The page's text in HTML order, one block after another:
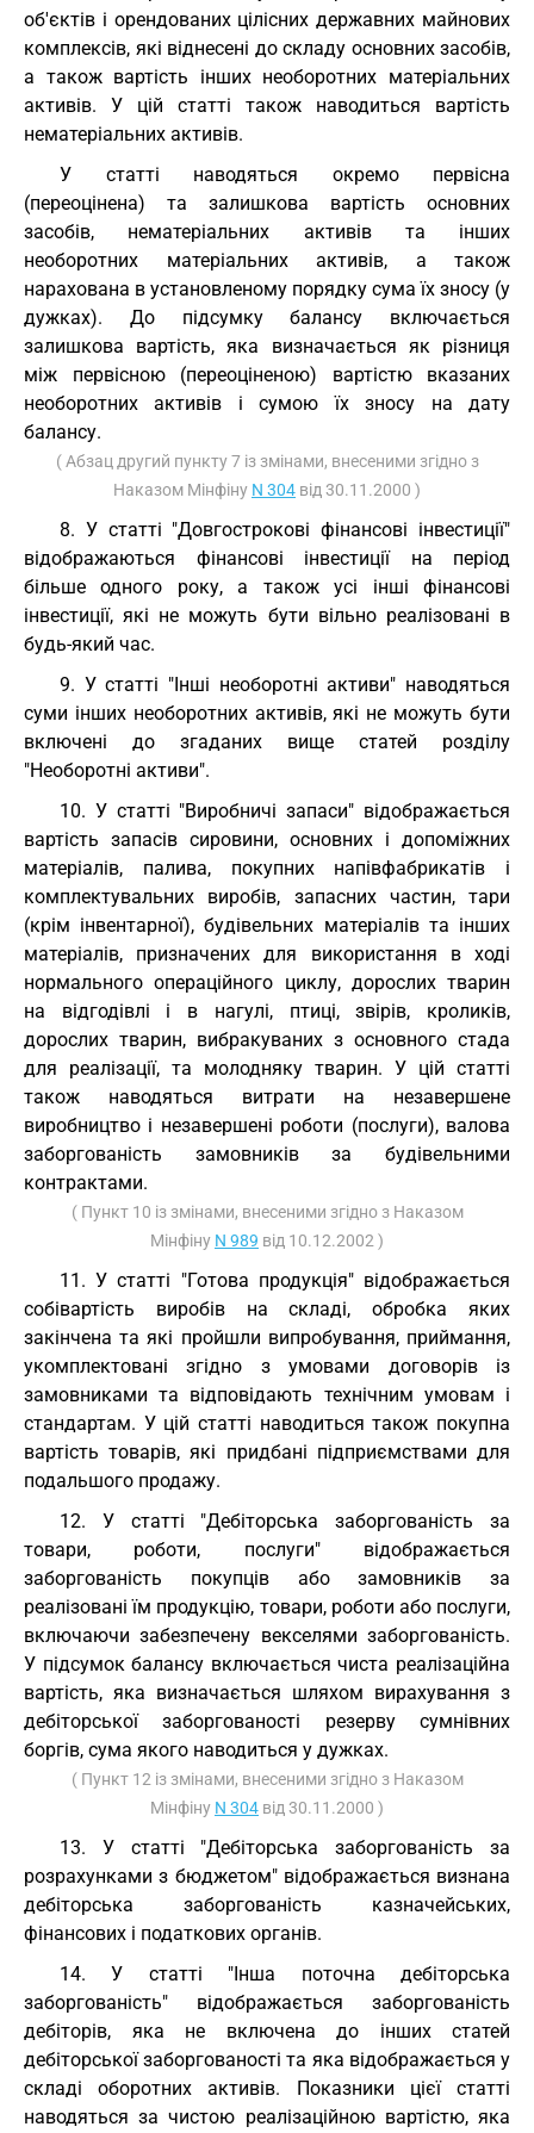
об'єктів і орендованих цілісних державних майнових
комплексів, які віднесені до складу основних засобів,
а також вартість інших необоротних матеріальних
активів. У цій статті також наводиться вартість
нематеріальних активів.
У статті наводяться окремо первісна
(переоцінена) та залишкова вартість основних
засобів, нематеріальних активів та інших
необоротних матеріальних активів, а також
нарахована в установленому порядку сума їх зносу (у
дужках). До підсумку балансу включається
залишкова вартість, яка визначається як різниця
між первісною (переоціненою) вартістю вказаних
необоротних активів і сумою їх зносу на дату
балансу.
( Абзац другий пункту 7 із змінами, внесеними згідно з
Наказом Мінфіну N 304 від 30.11.2000 )
8. У статті "Довгострокові фінансові інвестиції"
відображаються фінансові інвестиції на період
більше одного року, а також усі інші фінансові
інвестиції, які не можуть бути вільно реалізовані в
будь-який час.
9. У статті "Інші необоротні активи" наводяться
суми інших необоротних активів, які не можуть бути
включені до згаданих вище статей розділу
"Необоротні активи".
10. У статті "Виробничі запаси" відображається
вартість запасів сировини, основних і допоміжних
матеріалів, палива, покупних напівфабрикатів і
комплектувальних виробів, запасних частин, тари
(крім інвентарної), будівельних матеріалів та інших
матеріалів, призначених для використання в ході
нормального операційного циклу, дорослих тварин
на відгодівлі і в нагулі, птиці, звірів, кроликів,
дорослих тварин, вибракуваних з основного стада
для реалізації, та молодняку тварин. У цій статті
також наводяться витрати на незавершене
виробництво і незавершені роботи (послуги), валова
заборгованість замовників за будівельними
контрактами.
( Пункт 10 із змінами, внесеними згідно з Наказом
Мінфіну N 989 від 10.12.2002 )
11. У статті "Готова продукція" відображається
собівартість виробів на складі, обробка яких
закінчена та які пройшли випробування, приймання,
укомплектовані згідно з умовами договорів із
замовниками та відповідають технічним умовам і
стандартам. У цій статті наводиться також покупна
вартість товарів, які придбані підприємствами для
подальшого продажу.
12. У статті "Дебіторська заборгованість за
товари, роботи, послуги" відображається
заборгованість покупців або замовників за
реалізовані їм продукцію, товари, роботи або послуги,
включаючи забезпечену векселями заборгованість.
У підсумок балансу включається чиста реалізаційна
вартість, яка визначається шляхом вирахування з
дебіторської заборгованості резерву сумнівних
боргів, сума якого наводиться у дужках.
( Пункт 12 із змінами, внесеними згідно з Наказом
Мінфіну N 304 від 30.11.2000 )
13. У статті "Дебіторська заборгованість за
розрахунками з бюджетом" відображається визнана
дебіторська заборгованість казначейських,
фінансових і податкових органів.
14. У статті "Інша поточна дебіторська
заборгованість" відображається заборгованість
дебіторів, яка не включена до інших статей
дебіторської заборгованості та яка відображається у
складі оборотних активів. Показники цієї статті
наводяться за чистою реалізаційною вартістю, яка